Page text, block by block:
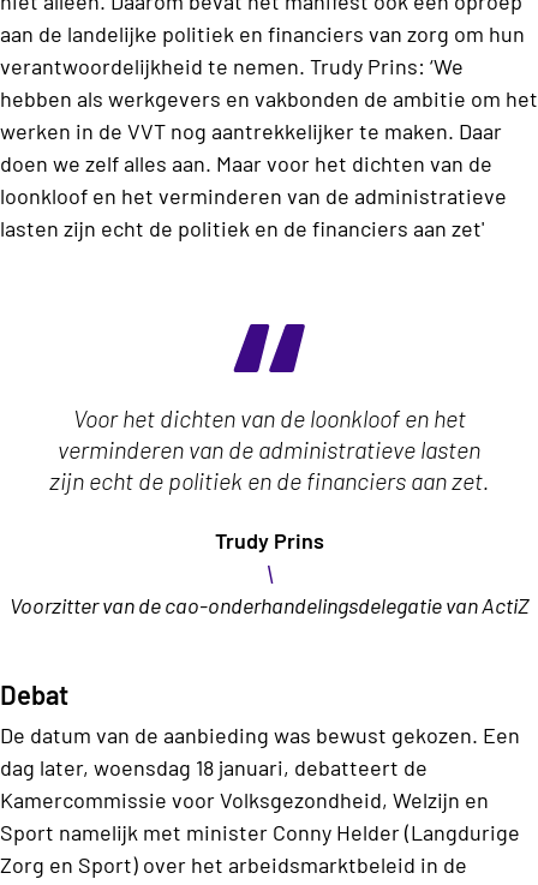
aan de landelijke politiek en financiers van zorg om hun
verantwoordelijkheid te nemen. Trudy Prins: ‘We
hebben als werkgevers en vakbonden de ambitie om het
werken in de VVT nog aantrekkelijker te maken. Daar
doen we zelf alles aan. Maar voor het dichten van de
loonkloof en het verminderen van de administratieve
lasten zijn echt de politiek en de financiers aan zet'
Voor het dichten van de loonkloof en het
verminderen van de administratieve lasten
zijn echt de politiek en de financiers aan zet.
Trudy Prins
\
Voorzitter van de cao-onderhandelingsdelegatie van ActiZ
Debat
De datum van de aanbieding was bewust gekozen. Een
dag later, woensdag 18 januari, debatteert de
Kamercommissie voor Volksgezondheid, Welzijn en
Sport namelijk met minister Conny Helder (Langdurige
Zorg en Sport) over het arbeidsmarktbeleid in de